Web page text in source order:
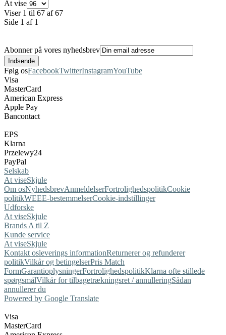
At vise
Viser 1 til 67 af 67
Side 1 af 1
Abonner på vores nyhedsbrev
Følg osFacebookTwitterInstagramYouTube
Visa
MasterCard
American Express
Apple Pay
Bancontact
EPS
Klarna
Przelewy24
PayPal
Selskab
At viseSkjule
Om osNyhedsbrevAnmeldelserFortrolighedspolitikCookie
politikWEEE-bestemmelserCookie-indstillinger
Udforske
At viseSkjule
Brands A til Z
Kunde service
At viseSkjule
Kontakt osleverings informationReturnerer og refunderer
politikVilkår og betingelserPris Match
FormGarantioplysningerFortrolighedspolitikKlarna ofte stillede
spørgsmålVilkår for tilbagetrækningsret / annulleringSådan
annullerer du
Powered by Google Translate
Visa
MasterCard